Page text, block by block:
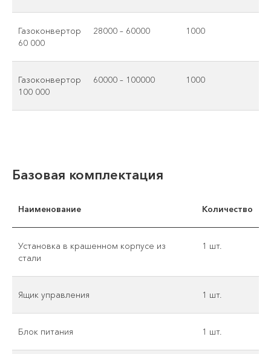
Газоконвертор
60 000
28000 – 60000 1000
Газоконвертор
100 000
60000 – 100000 1000
Базовая комплектация
Наименование Количество
Установка в крашенном корпусе из
стали
1 шт.
Ящик управления 1 шт.
Блок питания 1 шт.